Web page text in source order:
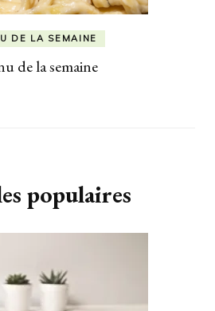
DE LA SEMAINE
de la semaine
populaires